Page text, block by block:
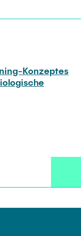
Konzeptes